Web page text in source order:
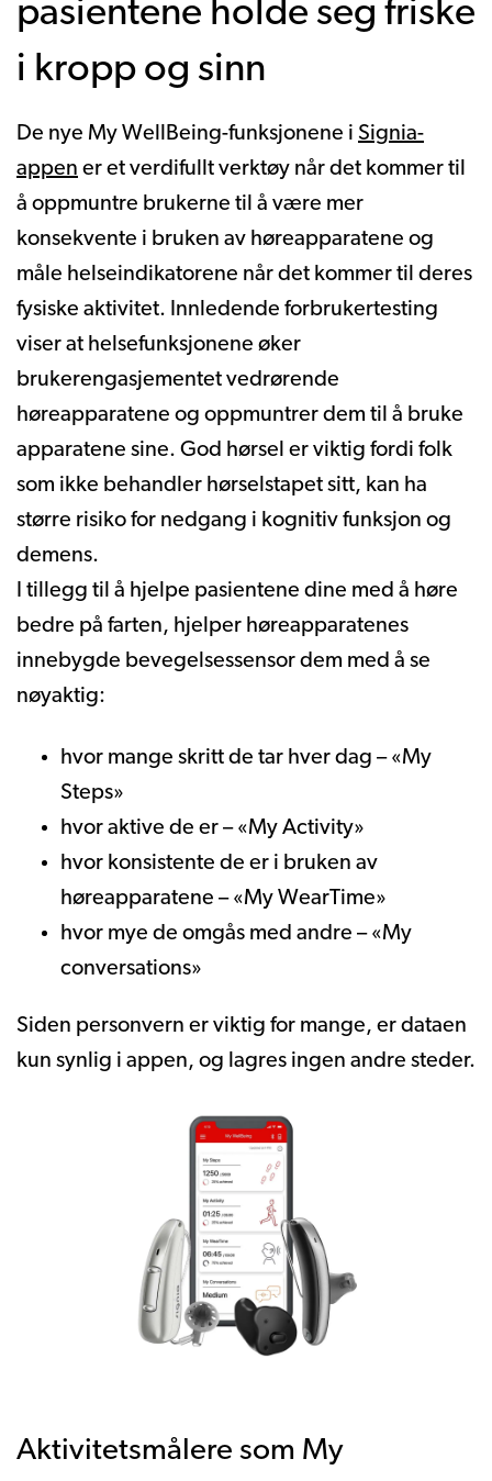
pasientene holde seg friske
i kropp og sinn
De nye My WellBeing-funksjonene i Signia-
appen er et verdifullt verktøy når det kommer til
å oppmuntre brukerne til å være mer
konsekvente i bruken av høreapparatene og
måle helseindikatorene når det kommer til deres
fysiske aktivitet. Innledende forbrukertesting
viser at helsefunksjonene øker
brukerengasjementet vedrørende
høreapparatene og oppmuntrer dem til å bruke
apparatene sine. God hørsel er viktig fordi folk
som ikke behandler hørselstapet sitt, kan ha
større risiko for nedgang i kognitiv funksjon og
demens.
I tillegg til å hjelpe pasientene dine med å høre
bedre på farten, hjelper høreapparatenes
innebygde bevegelsessensor dem med å se
nøyaktig:
hvor mange skritt de tar hver dag – «My
Steps»
hvor aktive de er – «My Activity»
hvor konsistente de er i bruken av
høreapparatene – «My WearTime»
hvor mye de omgås med andre – «My
conversations»
Siden personvern er viktig for mange, er dataen
kun synlig i appen, og lagres ingen andre steder.
Aktivitetsmålere som My